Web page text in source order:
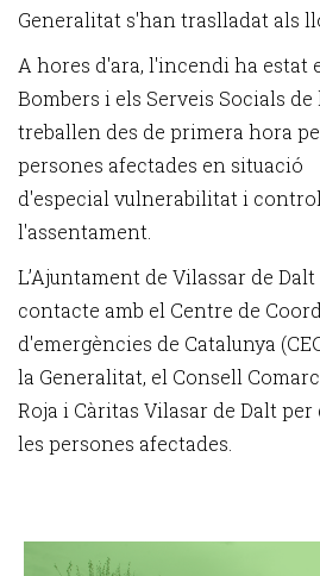
Generalitat s'han traslladat als
A hores d'ara, l'incendi ha estat
Bombers i els Serveis Socials
treballen des de primera hora
persones afectades en situació
d'especial vulnerabilitat i
l'assentament.
L’Ajuntament de Vilassar de
contacte amb el Centre de
d'emergències de Catalunya
la Generalitat, el Consell
Roja i Càritas Vilasar de Dalt
les persones afectades.